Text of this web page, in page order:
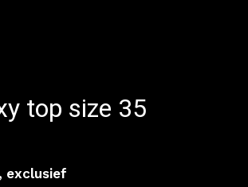
top size 35
exclusief